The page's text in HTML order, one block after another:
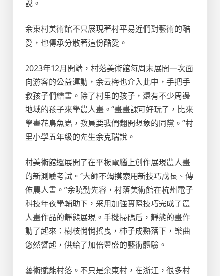
說。
余東村美術館不只展現著村平易近們對藝術的酷
愛，也傳承分散著這份酷愛。
2023年12月開端，村落美術館每周末展開一次面
向游客的公益運動，余云梅也介入此中，手把手
教孩子們繪畫。除了村里的孩子，還有不少周邊
地域的孩子來學農人畫。“畫畫課可好玩了，比來
學畫花鳥魚蟲，教員要我們翻開想象的同黨。”村
里小學五年級的先生余克瑞說。
村美術館還展開了在平板電腦上創作展現農人畫
的新測驗考試。“大師不竭摸索用新技巧成長、傳
佈農人畫。”余曉勤先容，村落美術館在杭州電子
科技年夜學輔助下，采用加強實際技巧完成了農
人畫作品的靜態展現。手機掃碼后，靜態的畫作
動了起來：樹枝悄悄搖曳，柿子成熟落下，樂曲
悠然響起，供給了加倍豐盛的藝術體驗。
藝術賦能村落。不只是余東村，在浙江，很多村